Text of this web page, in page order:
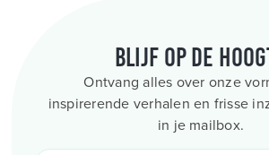
Blijf op de
Ontvang alles over onze
inspirerende verhalen en frisse
in je mailbox.